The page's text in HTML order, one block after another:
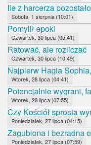
Ile z harcerza
Sobota, 1 sierpnia (10:01)
Pomylił epoki
Czwartek, 30 lipca (05:41)
Ratować, ale rozliczać
Czwartek, 30 lipca (10:49)
Najpierw Hagia
Wtorek, 28 lipca (04:41)
Potencjalnie wygrani,
Wtorek, 28 lipca (07:55)
Czy Kościół sprosta
Poniedziałek, 27 lipca (04:15)
Zagubiona i bezradna
Poniedziałek, 27 lipca (07:59)